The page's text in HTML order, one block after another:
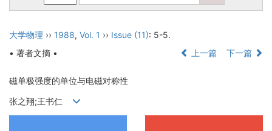
大学物理 ›› 1988, Vol. 1 ›› Issue (11): 5-5.
• 著者文摘 •
上一篇 下一篇
磁单极强度的单位与电磁对称性
张之翔;王书仁